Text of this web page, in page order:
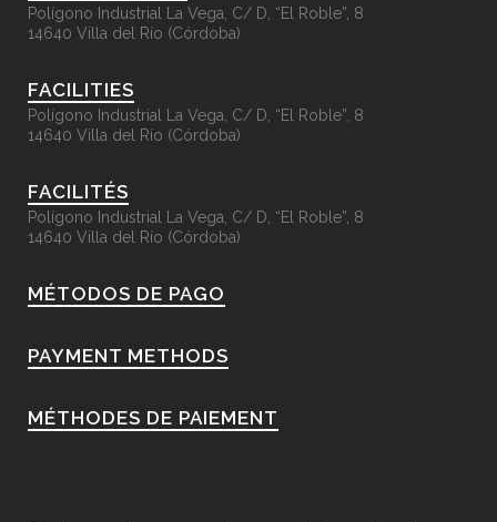
Polígono Industrial La Vega, C/ D, “El Roble”, 8
14640 Villa del Río (Córdoba)
FACILITIES
Polígono Industrial La Vega, C/ D, “El Roble”, 8
14640 Villa del Río (Córdoba)
FACILITÉS
Polígono Industrial La Vega, C/ D, “El Roble”, 8
14640 Villa del Río (Córdoba)
MÉTODOS DE PAGO
PAYMENT METHODS
MÉTHODES DE PAIEMENT